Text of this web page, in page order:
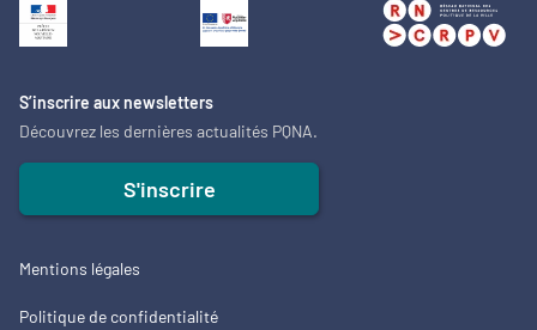
S’inscrire aux newsletters
Découvrez les dernières actualités PQNA.
S'inscrire
Mentions légales
Politique de confidentialité